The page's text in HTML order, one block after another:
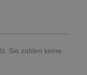
Sie zahlen keine